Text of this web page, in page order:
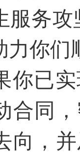
服务
力你们
实现
合同
向，